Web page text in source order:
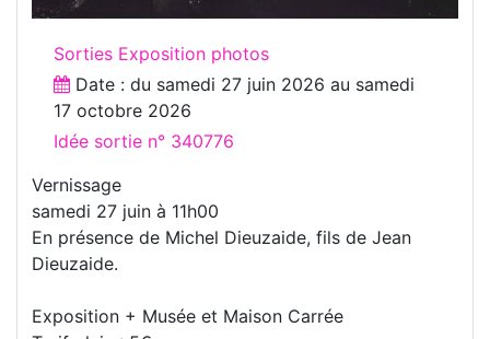
Sorties Exposition photos
Date : du samedi 27 juin 2026 au samedi
17 octobre 2026
Idée sortie n° 340776
Vernissage
samedi 27 juin à 11h00
En présence de Michel Dieuzaide, fils de Jean
Dieuzaide.
Exposition + Musée et Maison Carrée